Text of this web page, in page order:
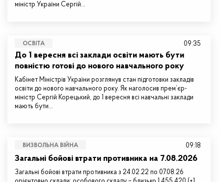
міністр України Сергій…
ОСВІТА
До 1 вересня всі заклади освіти мають бути
повністю готові до нового навчального року
Кабінет Міністрів України розглянув стан підготовки закладів
освіти до нового навчального року. Як наголосив прем’єр-
міністр Сергій Корецький, до 1 вересня всі навчальні заклади
мають бути…
09:35
ВИЗВОЛЬНА ВІЙНА
Загальні бойові втрати противника на 7.08.2026
Загальні бойові втрати противника з 24.02.22 по 07.08.26
09:18